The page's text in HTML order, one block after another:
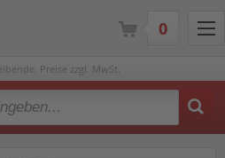
Preise zzgl. MwSt.
0